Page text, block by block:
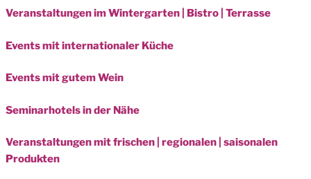
Veranstaltungen im Wintergarten | Bistro | Terrasse
Events mit internationaler Küche
Events mit gutem Wein
Seminarhotels in der Nähe
Veranstaltungen mit frischen | regionalen | saisonalen
Produkten